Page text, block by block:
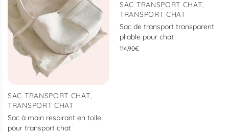
SAC TRANSPORT CHAT,
TRANSPORT CHAT
Sac à main respirant en toile
pour transport chat
SAC TRANSPORT CHAT,
TRANSPORT CHAT
Sac de transport transparent
pliable pour chat
114,90€